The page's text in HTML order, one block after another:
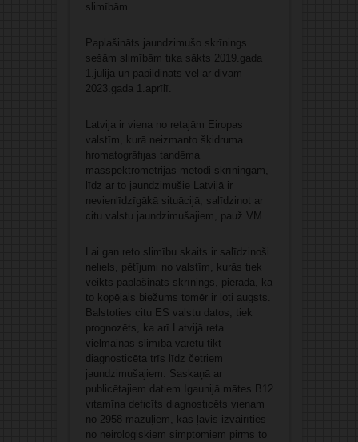
slimībām.
Paplašināts jaundzimušo skrīnings
sešām slimībām tika sākts 2019.gada
1.jūlijā un papildināts vēl ar divām
2023.gada 1.aprīlī.
Latvija ir viena no retajām Eiropas
valstīm, kurā neizmanto šķidruma
hromatogrāfijas tandēma
masspektrometrijas metodi skrīningam,
līdz ar to jaundzimušie Latvijā ir
nevienlīdzīgākā situācijā, salīdzinot ar
citu valstu jaundzimušajiem, pauž VM.
Lai gan reto slimību skaits ir salīdzinoši
neliels, pētījumi no valstīm, kurās tiek
veikts paplašināts skrīnings, pierāda, ka
to kopējais biežums tomēr ir ļoti augsts.
Balstoties citu ES valstu datos, tiek
prognozēts, ka arī Latvijā reta
vielmaiņas slimība varētu tikt
diagnosticēta trīs līdz četriem
jaundzimušajiem. Saskaņā ar
publicētajiem datiem Igaunijā mātes B12
vitamīna deficīts diagnosticēts vienam
no 2958 mazuļiem, kas ļāvis izvairīties
no neiroloģiskiem simptomiem pirms to